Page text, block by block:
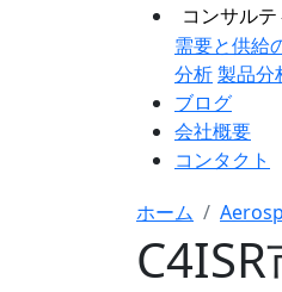
コンサル
需要と供給
分析製品分
ブログ
会社概要
コンタクト
ホーム